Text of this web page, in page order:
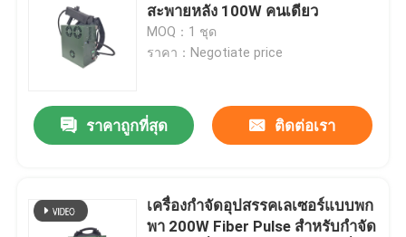
สะพายหลัง 100W คนเดียว
MOQ：1 ชุด
ราคา：Negotiate price
ราคาถูกที่สุด ติดต่อเรา
เครื่องกําจัดอุปสรรคเลเซอร์แบบพก
พา 200W Fiber Pulse สําหรับกําจัด